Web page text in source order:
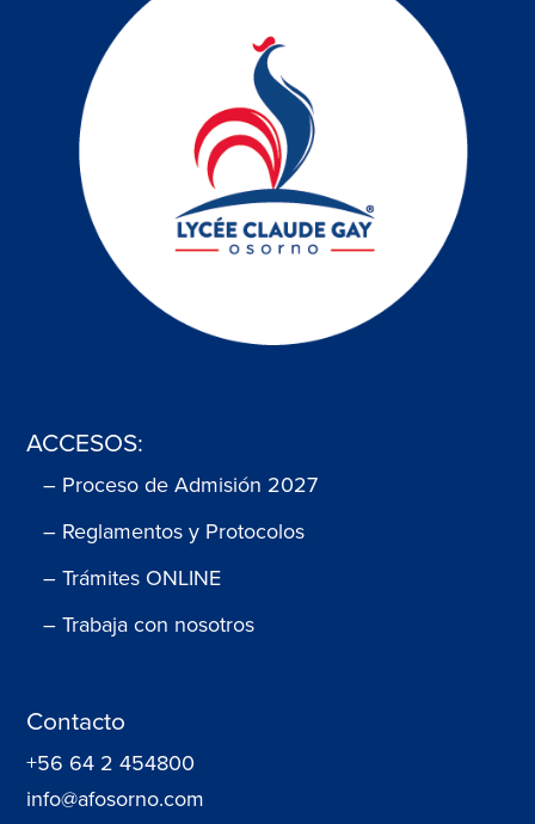
ACCESOS:
– Proceso de Admisión 2027
– Reglamentos y Protocolos
– Trámites ONLINE
– Trabaja con nosotros
Contacto
+56 64 2 454800
info@afosorno.com